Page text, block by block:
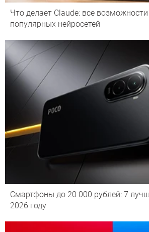
Что делает Сlaude: все
популярных нейросетей
Смартфоны до 20 000 рублей: 7
2026 году